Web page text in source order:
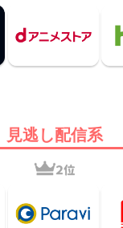
見逃し配信系